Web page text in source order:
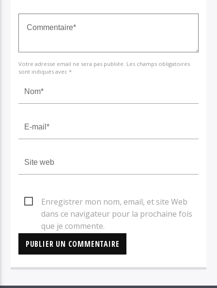
Votre adresse email ne sera pas publiée. Les champs obligatoires
sont indiqués avec *
Enregistrer mon nom, email, et site Web
dans ce navigateur pour la prochaine fois
que je commente.